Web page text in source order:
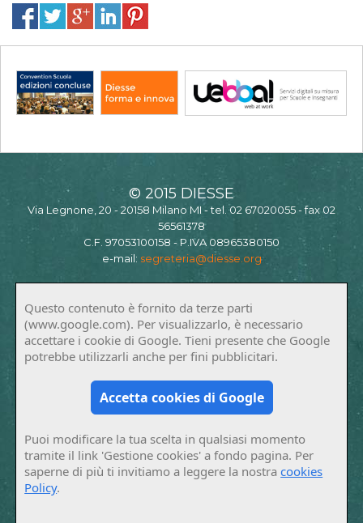
© 2015 DIESSE
Via Legnone, 20 - 20158 Milano MI - tel. 02 67020055 - fax 02
56561378
C.F. 97053100158 - P.IVA 08965380150
e-mail: segreteria@diesse.org
Questo contenuto è fornito da terze parti
(www.google.com). Per visualizzarlo, è necessario
accettare i cookie di Google. Tieni presente che Google
potrebbe utilizzarli anche per fini pubblicitari.
Accetta cookies di Google
Puoi modificare la tua scelta in qualsiasi momento
tramite il link 'Gestione cookies' a fondo pagina. Per
saperne di più ti invitiamo a leggere la nostracookies
Policy.